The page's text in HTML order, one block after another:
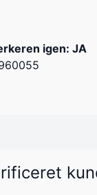
igen: JA